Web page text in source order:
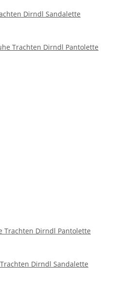
Dirndl Sandalette
Trachten Dirndl Pantolette